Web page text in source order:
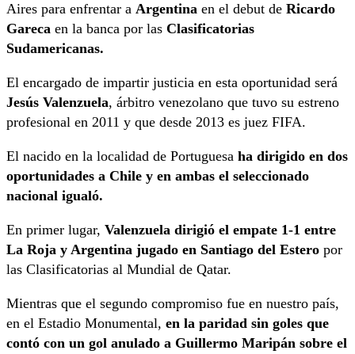
Aires para enfrentar a Argentina en el debut de Ricardo
Gareca en la banca por las Clasificatorias
Sudamericanas.
El encargado de impartir justicia en esta oportunidad será
Jesús Valenzuela, árbitro venezolano que tuvo su estreno
profesional en 2011 y que desde 2013 es juez FIFA.
El nacido en la localidad de Portuguesa ha dirigido en dos
oportunidades a Chile y en ambas el seleccionado
nacional igualó.
En primer lugar, Valenzuela dirigió el empate 1-1 entre
La Roja y Argentina jugado en Santiago del Estero por
las Clasificatorias al Mundial de Qatar.
Mientras que el segundo compromiso fue en nuestro país,
en el Estadio Monumental, en la paridad sin goles que
contó con un gol anulado a Guillermo Maripán sobre el